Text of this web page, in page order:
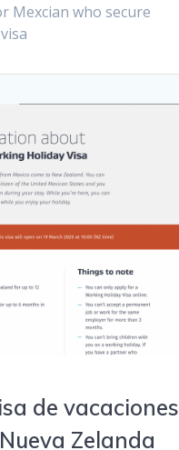
Mexcian who secure
de vacaciones
Zelanda